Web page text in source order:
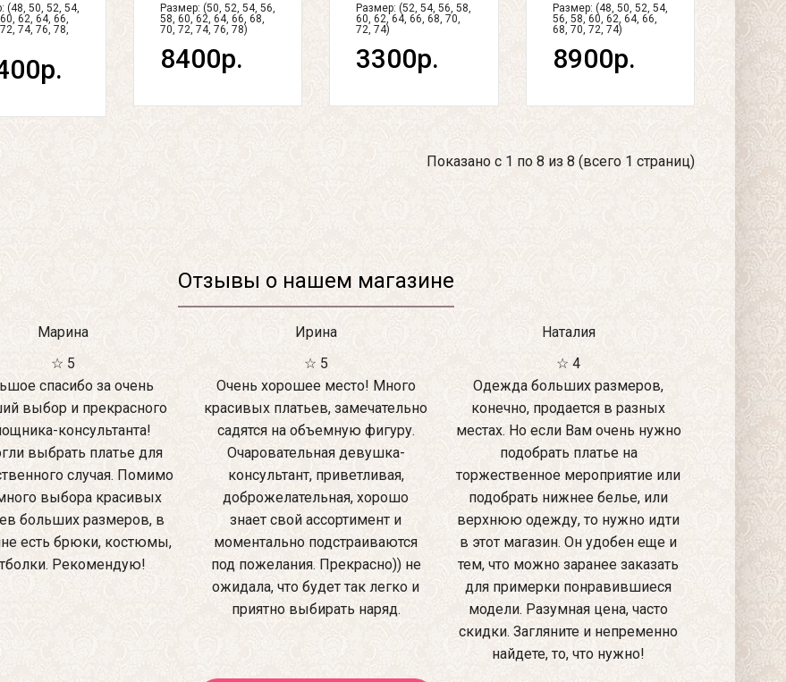
(48, 50, 52, 54,
62, 64, 66,
74, 76, 78,
Размер: (50, 52, 54, 56,
58, 60, 62, 64, 66, 68,
70, 72, 74, 76, 78)
8400р.
Размер: (52, 54, 56, 58,
60, 62, 64, 66, 68, 70,
72, 74)
3300р.
Размер: (48, 50, 52, 54,
56, 58, 60, 62, 64, 66,
68, 70, 72, 74)
8900р.
Показано с 1 по 8 из 8 (всего 1 страниц)
Отзывы о нашем магазине
Марина
☆ 5
спасибо за очень
выбор и прекрасного
консультанта!
выбрать платье для
случая. Помимо
выбора красивых
больших размеров, в
есть брюки, костюмы,
Рекомендую!
Ирина
☆ 5
Очень хорошее место! Много
красивых платьев, замечательно
садятся на объемную фигуру.
Очаровательная девушка-
консультант, приветливая,
доброжелательная, хорошо
знает свой ассортимент и
моментально подстраиваются
под пожелания. Прекрасно)) не
ожидала, что будет так легко и
приятно выбирать наряд.
Наталия
☆ 4
Одежда больших размеров,
конечно, продается в разных
местах. Но если Вам очень нужно
подобрать платье на
торжественное мероприятие или
подобрать нижнее белье, или
верхнюю одежду, то нужно идти
в этот магазин. Он удобен еще и
тем, что можно заранее заказать
для примерки понравившиеся
модели. Разумная цена, часто
скидки. Загляните и непременно
найдете, то, что нужно!